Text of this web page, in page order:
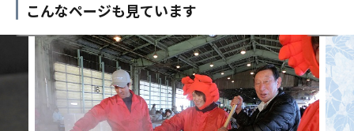
こんなページも見ています